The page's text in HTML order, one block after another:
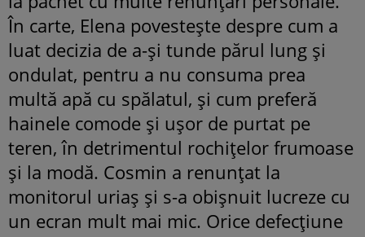
În carte, Elena povestește despre cum a
luat decizia de a-și tunde părul lung și
ondulat, pentru a nu consuma prea
multă apă cu spălatul, și cum preferă
hainele comode și ușor de purtat pe
teren, în detrimentul rochițelor frumoase
și la modă. Cosmin a renunțat la
monitorul uriaș și s-a obișnuit lucreze cu
un ecran mult mai mic. Orice defecțiune